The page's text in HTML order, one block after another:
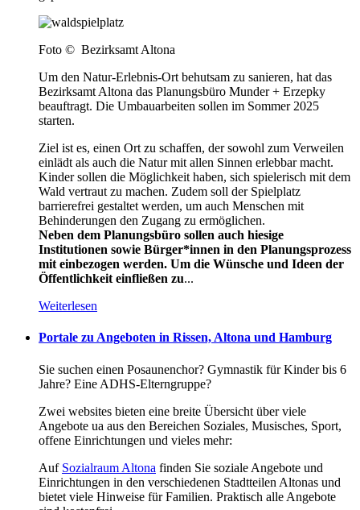
Foto © Bezirksamt Altona
Um den Natur-Erlebnis-Ort behutsam zu sanieren, hat das
Bezirksamt Altona das Planungsbüro Munder + Erzepky
beauftragt. Die Umbauarbeiten sollen im Sommer 2025
starten.
Ziel ist es, einen Ort zu schaffen, der sowohl zum Verweilen
einlädt als auch die Natur mit allen Sinnen erlebbar macht.
Kinder sollen die Möglichkeit haben, sich spielerisch mit dem
Wald vertraut zu machen. Zudem soll der Spielplatz
barrierefrei gestaltet werden, um auch Menschen mit
Behinderungen den Zugang zu ermöglichen.
Neben dem Planungsbüro sollen auch hiesige
Institutionen sowie Bürger*innen in den Planungsprozess
mit einbezogen werden. Um die Wünsche und Ideen der
Öffentlichkeit einfließen zu...
Weiterlesen
Portale zu Angeboten in Rissen, Altona und Hamburg
Sie suchen einen Posaunenchor? Gymnastik für Kinder bis 6
Jahre? Eine ADHS-Elterngruppe?
Zwei websites bieten eine breite Übersicht über viele
Angebote ua aus den Bereichen Soziales, Musisches, Sport,
offene Einrichtungen und vieles mehr:
Auf Sozialraum Altona finden Sie soziale Angebote und
Einrichtungen in den verschiedenen Stadtteilen Altonas und
bietet viele Hinweise für Familien. Praktisch alle Angebote